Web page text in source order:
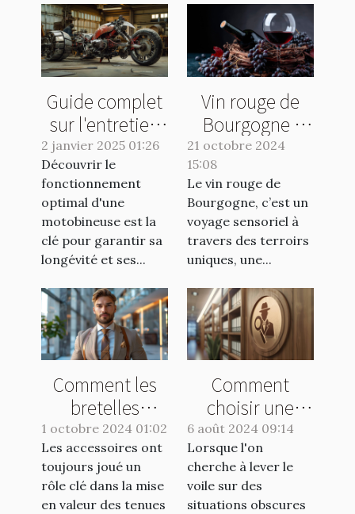
Guide complet
sur l'entretien
et la
maintenance
des
motobineuses
2 janvier 2025 01:26
Découvrir le
fonctionnement
optimal d'une
motobineuse est la
clé pour garantir sa
longévité et ses...
Vin rouge de
Bourgogne :
quelle bouteille
21 octobre 2024
15:08
Le vin rouge de
Bourgogne, c’est un
voyage sensoriel à
travers des terroirs
uniques, une...
Comment les
bretelles
peuvent
transformer une
tenue
masculine
1 octobre 2024 01:02
Les accessoires ont
toujours joué un
rôle clé dans la mise
en valeur des tenues
Comment
choisir une
agence de
détective pour
vos enquêtes
discrètes
6 août 2024 09:14
Lorsque l'on
cherche à lever le
voile sur des
situations obscures